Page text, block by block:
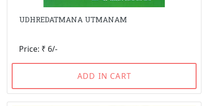
UDHREDATMANA UTMANAM
Price: ₹ 6/-
ADD IN CART